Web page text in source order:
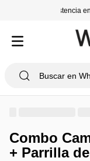
Asistencia
Combo
+ Parrilla